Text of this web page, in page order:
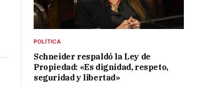
POLÍTICA
Schneider respaldó la Ley de
Propiedad: «Es dignidad, respeto,
seguridad y libertad»